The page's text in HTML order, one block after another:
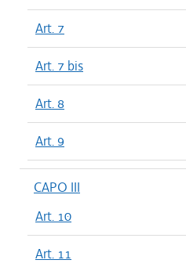
Art. 7
Art. 7 bis
Art. 8
Art. 9
CAPO III
Art. 10
Art. 11